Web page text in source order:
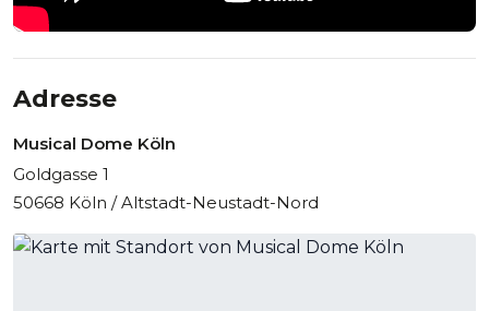
Adresse
Musical Dome Köln
Goldgasse 1
50668 Köln / Altstadt-Neustadt-Nord